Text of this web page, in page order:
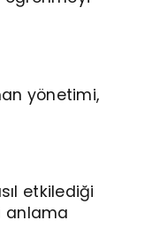
yönetimi,
etkilediği
anlama